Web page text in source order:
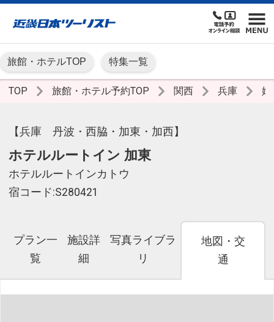
旅館・ホテルTOP 特集一覧
TOP 旅館・ホテル予約TOP 関西 兵庫
【兵庫 丹波・西脇・加東・加西】
ホテルルートイン 加東
ホテルルートインカトウ
宿コード:S280421
プラン一
覧
施設詳
細
写真ライブラ
リ
地図・交
通